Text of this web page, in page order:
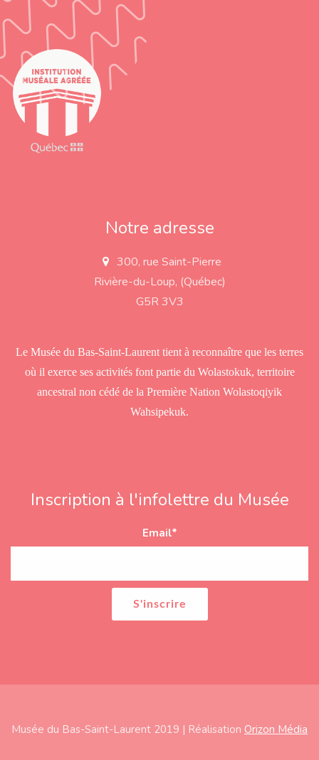
Notre adresse
a
d
300, rue Saint-Pierre
Rivière-du-Loup, (Québec)
G5R 3V3
Le Musée du Bas-Saint-Laurent tient à reconnaître que les terres
où il exerce ses activités font partie du Wolastokuk, territoire
ancestral non cédé de la Première Nation Wolastoqiyik
Wahsipekuk.
Inscription à l'infolettre du Musée
Email*
Musée du Bas-Saint-Laurent 2019 | Réalisation Orizon Média